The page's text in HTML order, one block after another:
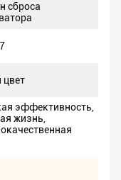
сброса
цвет
эффективность,
жизнь,